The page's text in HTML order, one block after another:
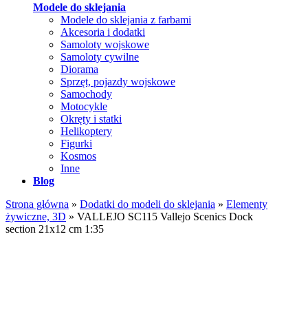
Modele do sklejania
Modele do sklejania z farbami
Akcesoria i dodatki
Samoloty wojskowe
Samoloty cywilne
Diorama
Sprzęt, pojazdy wojskowe
Samochody
Motocykle
Okręty i statki
Helikoptery
Figurki
Kosmos
Inne
Blog
Strona główna » Dodatki do modeli do sklejania » Elementy
żywiczne, 3D » VALLEJO SC115 Vallejo Scenics Dock
section 21x12 cm 1:35